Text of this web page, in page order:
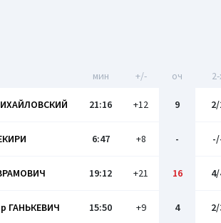
мин +/- оч
21:16 +12 9
6:47 +8 -
19:12 +21 16
ГАНЬКЕВИЧ 15:50 +9 4